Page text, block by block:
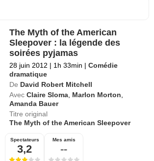
The Myth of the American
Sleepover : la légende des
soirées pyjamas
28 juin 2012 | 1h 33min | Comédie
dramatique
De David Robert Mitchell
Avec Claire Sloma Marlon Morton
Amanda Bauer
Titre original
The Myth of the American Sleepover
Spectateurs
3,2
Mes amis
--